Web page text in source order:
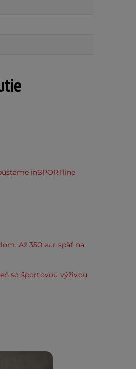
inSPORTline
Až 350 eur späť na
so športovou výživou